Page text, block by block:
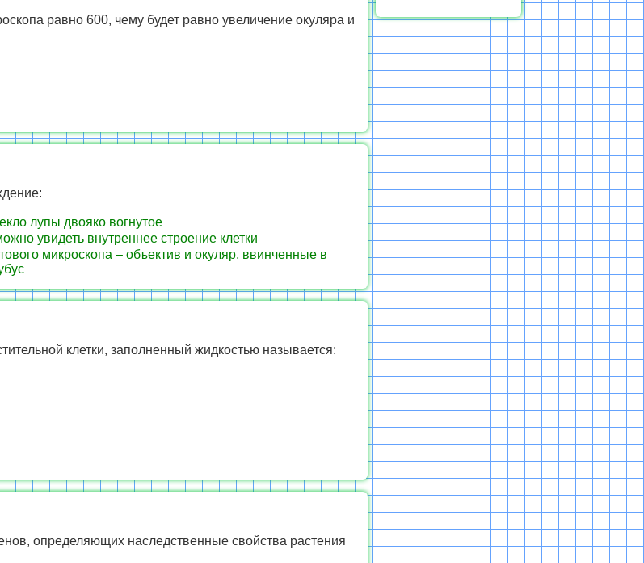
равно 600, чему будет равно увеличение окуляра и
лупы двояко вогнутое
увидеть внутреннее строение клетки
микроскопа – объектив и окуляр, ввинченные в
клетки, заполненный жидкостью называется:
определяющих наследственные свойства растения